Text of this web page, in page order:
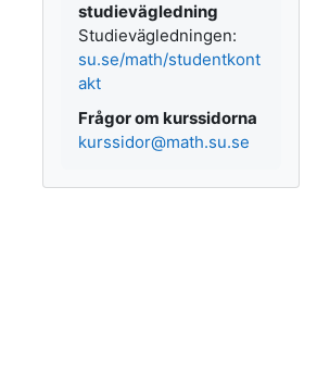
studievägledning
Studievägledningen:
su.se/math/studentkont
akt
Frågor om kurssidorna
kurssidor@math.su.se